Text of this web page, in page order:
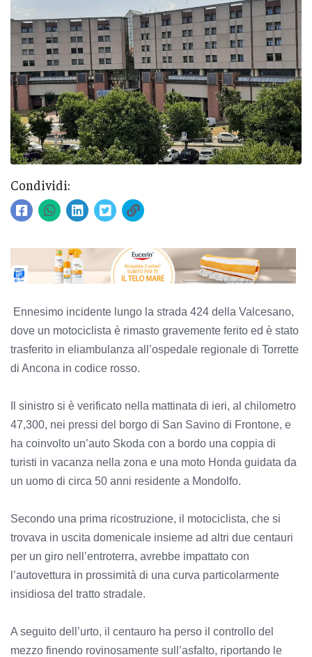
Condividi:
Ennesimo incidente lungo la strada 424 della Valcesano,
dove un motociclista è rimasto gravemente ferito ed è stato
trasferito in eliambulanza all’ospedale regionale di Torrette
di Ancona in codice rosso.
Il sinistro si è verificato nella mattinata di ieri, al chilometro
47,300, nei pressi del borgo di San Savino di Frontone, e
ha coinvolto un’auto Skoda con a bordo una coppia di
turisti in vacanza nella zona e una moto Honda guidata da
un uomo di circa 50 anni residente a Mondolfo.
Secondo una prima ricostruzione, il motociclista, che si
trovava in uscita domenicale insieme ad altri due centauri
per un giro nell’entroterra, avrebbe impattato con
l’autovettura in prossimità di una curva particolarmente
insidiosa del tratto stradale.
A seguito dell’urto, il centauro ha perso il controllo del
mezzo finendo rovinosamente sull’asfalto, riportando le